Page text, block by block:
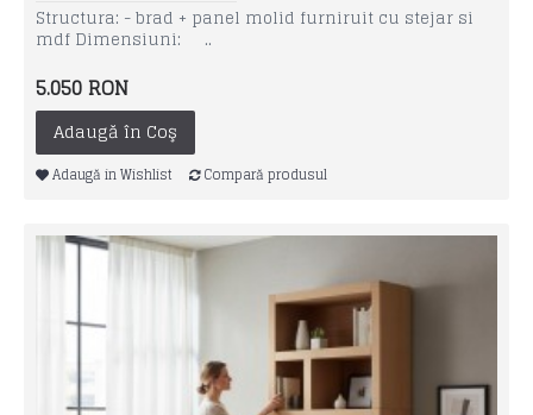
Structura: - brad + panel molid furniruit cu stejar si
mdf Dimensiuni: ..
5.050 RON
Adaugă în Coş
Adaugă in Wishlist Compară produsul